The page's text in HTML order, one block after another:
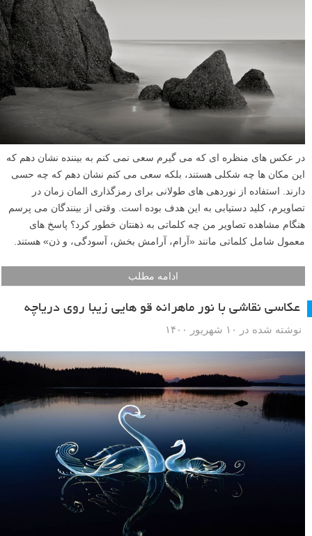
در عکس های منظره ای که می گیرم سعی نمی کنم به بیننده نشان دهم که
این مکان ها چه شکلی هستند، بلکه سعی می کنم نشان دهم که چه حسی
دارند. استفاده از نوردهی های طولانی برای رمزگذاری المان زمان در
تصاویرم، کلید دستیابی به این هدف بوده است. وقتی از بینندگان می پرسم
هنگام مشاهده تصاویر من چه کلماتی به ذهنتان خطور کرد؟ پاسخ های
معمول شامل کلماتی مانند «آرام، آرامش بخش، آسودگی، و ذن» هستند.
ادامه مطلب
عکاسی نقاشی با نور ماهرانه قو هایی زیبا روی دریاچه
نوشته شده در ۱۰ شهریور ۱۴۰۰